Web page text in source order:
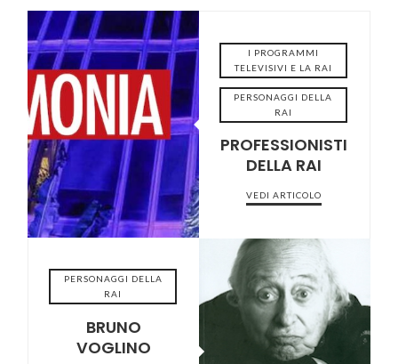
2022-09-13
I PROGRAMMI
TELEVISIVI E LA RAI
PERSONAGGI DELLA
RAI
PROFESSIONISTI
DELLA RAI
VEDI ARTICOLO
2022-07-11
PERSONAGGI DELLA
RAI
BRUNO
VOGLINO